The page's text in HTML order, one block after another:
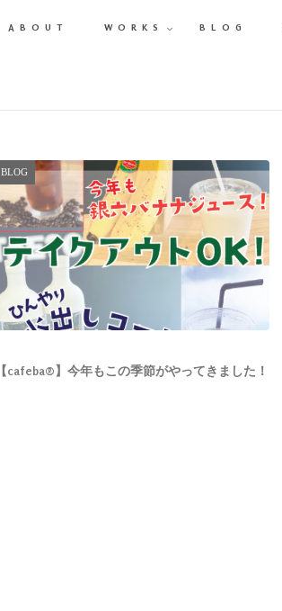
ABOUT WORKS BLOG
BLOG
【cafeba®】今年もこの季節がやってきました！